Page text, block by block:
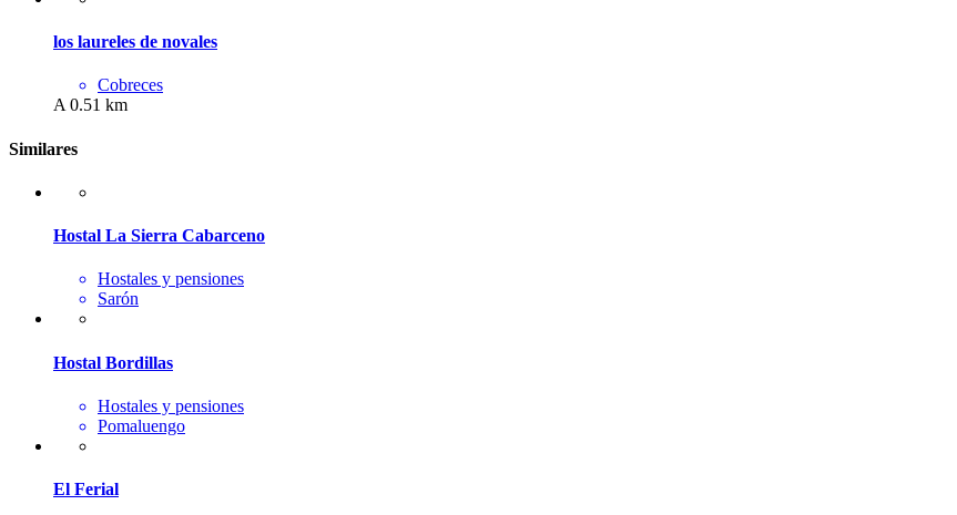
los laureles de novales
Cobreces
A 0.51 km
Similares
Hostal La Sierra Cabarceno
Hostales y pensiones
Sarón
Hostal Bordillas
Hostales y pensiones
Pomaluengo
El Ferial